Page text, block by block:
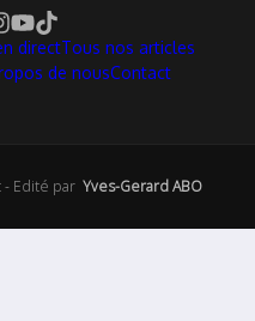
directTous nos articles
de nousContact
- Edité par Yves-Gerard ABO